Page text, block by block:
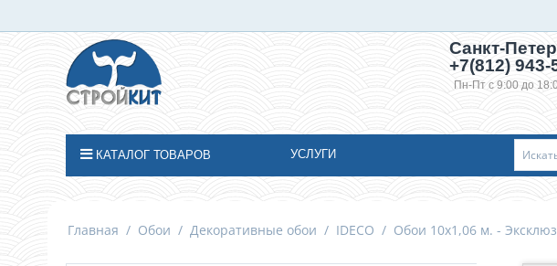
Санкт-
+7(812) 943-
Пн-Пт с 9:00 до
КАТАЛОГ ТОВАРОВ УСЛУГИ
Главная / Обои / Декоративные обои / IDECO / Обои 10х1,06 м. -